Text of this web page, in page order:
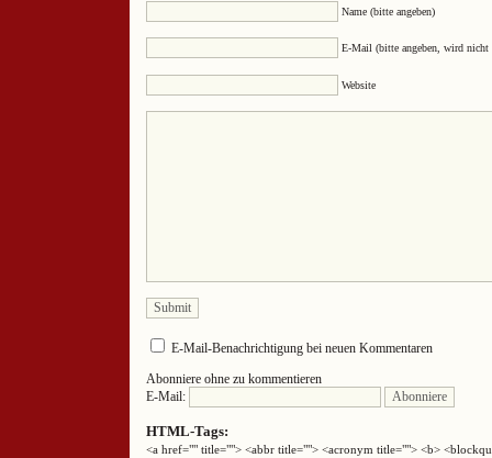
Name (bitte angeben)
E-Mail (bitte angeben, wird nicht
Website
E-Mail-Benachrichtigung bei neuen Kommentaren
Abonniere ohne zu kommentieren
E-Mail:
HTML-Tags:
<a href="" title=""> <abbr title=""> <acronym title=""> <b>